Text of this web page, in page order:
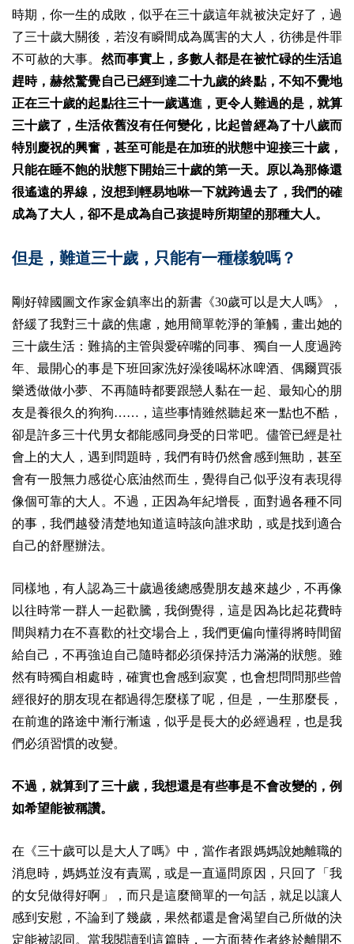
時期，你一生的成敗，似乎在三十歲這年就被決定好了，過
了三十歲大關後，若沒有瞬間成為厲害的大人，彷彿是件罪
不可赦的大事。 然而事實上，多數人都是在被忙碌的生活追
趕時，赫然驚覺自己已經到達二十九歲的終點，不知不覺地
正在三十歲的起點往三十一歲邁進，更令人難過的是，就算
三十歲了，生活依舊沒有任何變化，比起曾經為了十八歲而
特別慶祝的興奮，甚至可能是在加班的狀態中迎接三十歲，
只能在睡不飽的狀態下開始三十歲的第一天。
原以為那條還
很遙遠的界線，沒想到輕易地咻一下就跨過去了，我們的確
成為了大人，卻不是成為自己孩提時所期望的那種大人。
但是，難道三十歲，只能有一種樣貌嗎？
剛好韓國圖文作家金鎮率出的新書《30歲可以是大人嗎》，
舒緩了我對三十歲的焦慮， 她用簡單乾淨的筆觸，畫出她的
三十歲生活：難搞的主管與愛碎嘴的同事、獨自一人度過跨
年、最開心的事是下班回家洗好澡後喝杯冰啤酒、偶爾買張
樂透做做小夢、不再隨時都要跟戀人黏在一起、最知心的朋
友是養很久的狗狗……，這些事情雖然聽起來一點也不酷，
卻是許多三十代男女都能感同身受的日常吧。儘管已經是社
會上的大人，遇到問題時，我們有時仍然會感到無助，甚至
會有一股無力感從心底油然而生，覺得自己似乎沒有表現得
像個可靠的大人。不過，正因為年紀增長，面對過各種不同
的事，我們越發清楚地知道這時該向誰求助，或是找到適合
自己的舒壓辦法。
同樣地，有人認為三十歲過後總感覺朋友越來越少，不再像
以往時常一群人一起歡騰，我倒覺得，這是因為比起花費時
間與精力在不喜歡的社交場合上，我們更偏向懂得將時間留
給自己，不再強迫自己隨時都必須保持活力滿滿的狀態。雖
然有時獨自相處時，確實也會感到寂寞，也會想問問那些曾
經很好的朋友現在都過得怎麼樣了呢，但是，一生那麼長，
在前進的路途中漸行漸遠，似乎是長大的必經過程，也是我
們必須習慣的改變。
不過，就算到了三十歲，我想還是有些事是不會改變的，例
如希望能被稱讚。
在《三十歲可以是大人了嗎》中，當作者跟媽媽說她離職的
消息時，媽媽並沒有責罵，或是一直逼問原因，只回了
「我
的女兒做得好啊」，而只是這麼簡單的一句話，就足以讓人
感到安慰，不論到了幾歲，果然都還是會渴望自己所做的決
定能被認同。當我閱讀到這篇時，一方面替作者終於離開不